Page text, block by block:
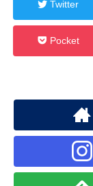
Twitter
Pocket